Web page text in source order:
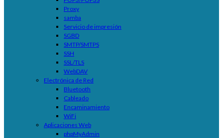
Proxy
samba
Servicio de impresión
SGBD
SMTP/SMTPS
SSH
SSL/TLS
WebDAV
Electrónica de Red
Bluetooth
Cableado
Encaminamiento
WiFi
Aplicaciones Web
phpMyAdmin